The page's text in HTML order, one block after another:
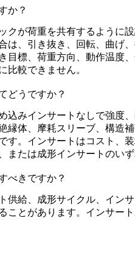
か？
が荷重を共有するように
、引き抜き、回転、曲げ
目標、荷重方向、動作温
比較できません。
どうですか？
込みインサートなしで強度
体、摩耗スリーブ、構造
す。インサートはコスト
たは成形インサートのい
べきですか？
供給、成形サイクル、イ
ことがあります。インサ